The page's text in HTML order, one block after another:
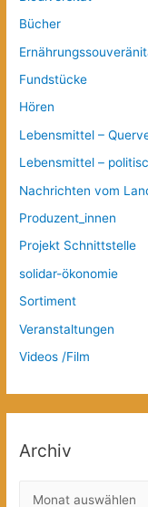
Bücher
Fundstücke
Hören
Lebensmittel –
Lebensmittel –
Nachrichten vom
Produzent_innen
Projekt Schnittstelle
solidar-ökonomie
Sortiment
Veranstaltungen
Videos /Film
Archiv